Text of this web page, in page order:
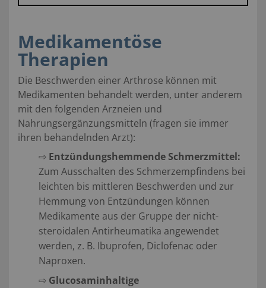
Medikamentöse
Therapien
Die Beschwerden einer Arthrose können mit
Medikamenten behandelt werden, unter anderem
mit den folgenden Arzneien und
Nahrungsergänzungsmitteln (fragen sie immer
ihren behandelnden Arzt):
⇨ Entzündungshemmende Schmerzmittel:
Zum Ausschalten des Schmerzempfindens bei
leichten bis mittleren Beschwerden und zur
Hemmung von Entzündungen können
Medikamente aus der Gruppe der nicht-
steroidalen Antirheumatika angewendet
werden, z. B. Ibuprofen, Diclofenac oder
Naproxen.
⇨ Glucosaminhaltige